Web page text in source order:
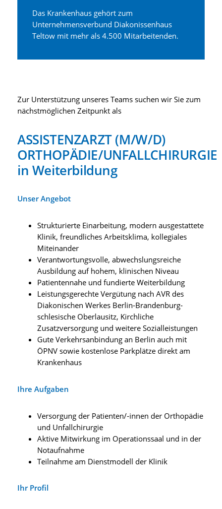
Das Krankenhaus gehört zum
Unternehmensverbund Diakonissenhaus
Teltow mit mehr als 4.500 Mitarbeitenden.
Zur Unterstützung unseres Teams suchen wir Sie zum
nächstmöglichen Zeitpunkt als
ASSISTENZARZT (M/W/D)
ORTHOPÄDIE/UNFALLCHIRURGIE
in Weiterbildung
Unser Angebot
Strukturierte Einarbeitung, modern ausgestattete
Klinik, freundliches Arbeitsklima, kollegiales
Miteinander
Verantwortungsvolle, abwechslungsreiche
Ausbildung auf hohem, klinischen Niveau
Patientennahe und fundierte Weiterbildung
Leistungsgerechte Vergütung nach AVR des
Diakonischen Werkes Berlin-Brandenburg-
schlesische Oberlausitz, Kirchliche
Zusatzversorgung und weitere Sozialleistungen
Gute Verkehrsanbindung an Berlin auch mit
ÖPNV sowie kostenlose Parkplätze direkt am
Krankenhaus
Ihre Aufgaben
Versorgung der Patienten/-innen der Orthopädie
und Unfallchirurgie
Aktive Mitwirkung im Operationssaal und in der
Notaufnahme
Teilnahme am Dienstmodell der Klinik
Ihr Profil